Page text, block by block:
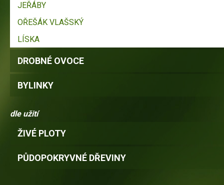
JEŘÁBY
OŘEŠÁK VLAŠSKÝ
LÍSKA
DROBNÉ OVOCE
BYLINKY
dle užití
ŽIVÉ PLOTY
PŮDOPOKRYVNÉ DŘEVINY